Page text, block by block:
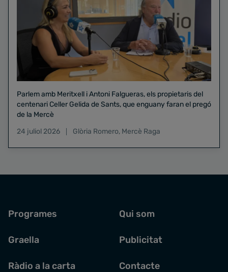
Parlem amb Meritxell i Antoni Falgueras, els propietaris del
centenari Celler Gelida de Sants, que enguany faran el pregó
de la Mercè
24 juliol 2026
Glòria Romero, Mercè Raga
Programes
Graella
Ràdio a la carta
Qui som
Publicitat
Contacte